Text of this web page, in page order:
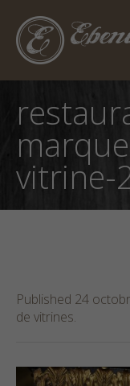
vitrine-
Published 24
de vitrines.